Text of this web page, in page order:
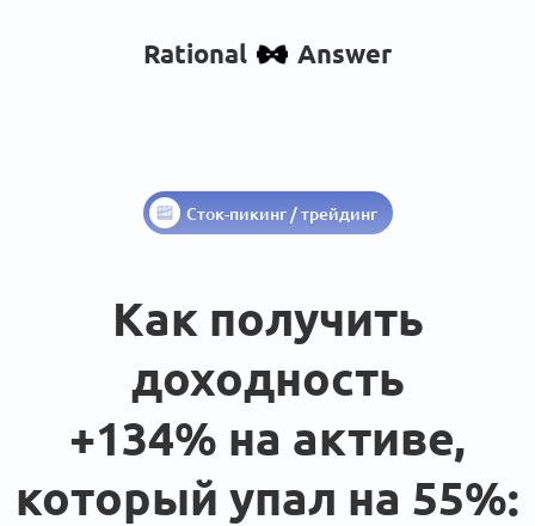
Rational Answer
Сток-пикинг / трейдинг
Как получить
доходность
+134% на активе,
который упал на 55%: